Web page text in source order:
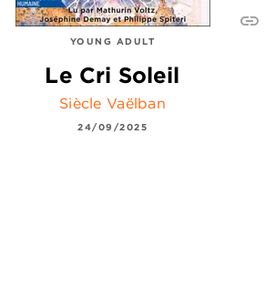
YOUNG ADULT
Le Cri Soleil
Siècle Vaëlban
24/09/2025
link